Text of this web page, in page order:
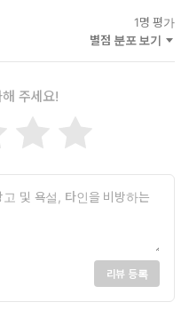
을 만들 수 있었을까?
꼬마 공유 오피스, 스페이스
부자로 가는 4개의 디딤돌
운영하는 셰어하우스 2호
익을 올리고 있다. 고작
을 계속 늘려갔고 불과 2년여
많은 월세를 받고 있다. 월급
동산뿐만 아니라 지식산업센
분야에서 실전투자자로 활동
을 바탕으로 경제적 자유와
의를 하고 있다. 저서로는
자』가 있다.
1명 평가
별점 분포 보기
주세요!
리뷰 등록